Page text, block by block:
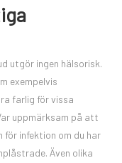
utgör ingen hälsorisk.
exempelvis
farlig för vissa
uppmärksam på att
infektion om du har
Även olika